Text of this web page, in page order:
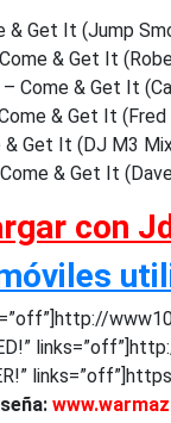
& Get It (Jump
& Get It
Come & Get It
& Get It (Fred
Get It (DJ M3
& Get It
con